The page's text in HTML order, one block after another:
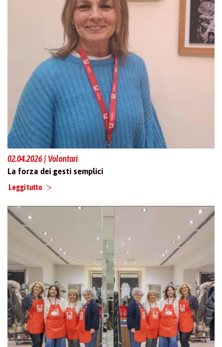
02.04.2026 | Volontari
La forza dei gesti semplici
Leggi tutto